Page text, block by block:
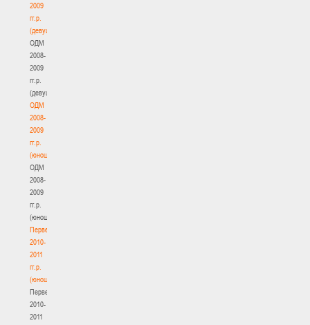
2009
гг.р.
(девушки)
ОДМ
2008-
2009
гг.р.
(девушки)
ОДМ
2008-
2009
гг.р.
(юноши)
ОДМ
2008-
2009
гг.р.
(юноши)
Первенство
2010-
2011
гг.р.
(юноши)
Первенство
2010-
2011